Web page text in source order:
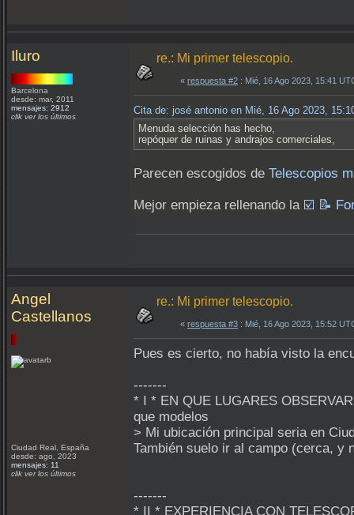
Iluro
Barcelona
desde: mar, 2011
mensajes: 2912
clik ver los últimos
re.: Mi primer telescopio.
« respuesta #2 : Mié, 16 Ago 2023, 15:41
Cita de: josé antonio en Mié, 16 Ago 2023,
Menuda selección has hecho,
repóquer de ruinas y andrajos comerciales,
Parecen escogidos de Telescopios
Mejor empieza rellenando la ☑️ 📝
Angel
Castellanos
Ciudad Real, España
desde: ago, 2023
mensajes: 11
clik ver los últimos
re.: Mi primer telescopio.
« respuesta #3 : Mié, 16 Ago 2023, 15:52
Pues es cierto, no había visto la
-------
* I * EN QUE LUGARES
que modelos
> Mi ubicación principal seria en
También suelo ir al campo (cerca, y
-------
* II * EXPERIENCIA CON